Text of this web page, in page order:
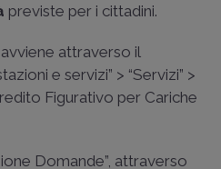
previste per i cittadini.
attraverso il
e servizi” > “Servizi” >
Figurativo per Cariche
Domande”, attraverso